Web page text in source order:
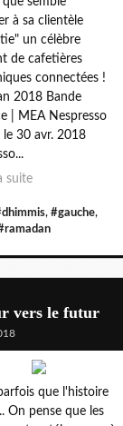
à sa clientèle
un célèbre
de cafetières
connectées !
2018 Bande
| MEA Nespresso
le 30 avr. 2018
suite
, #gauche,
vers le futur
que l'histoire
On pense que les